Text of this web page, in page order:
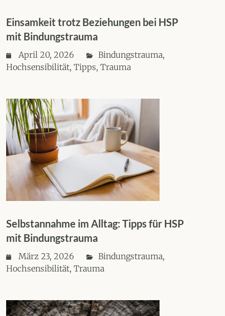
Einsamkeit trotz Beziehungen bei HSP
mit Bindungstrauma
April 20, 2026 Bindungstrauma,
Hochsensibilität, Tipps, Trauma
Selbstannahme im Alltag: Tipps für HSP
mit Bindungstrauma
März 23, 2026 Bindungstrauma,
Hochsensibilität, Trauma